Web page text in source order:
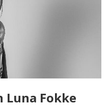
Luna Fokke